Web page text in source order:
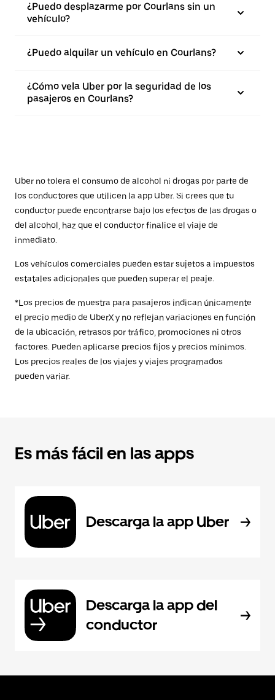
¿Puedo desplazarme por Courlans sin un
vehículo?
¿Puedo alquilar un vehículo en Courlans?
¿Cómo vela Uber por la seguridad de los
pasajeros en Courlans?
Uber no tolera el consumo de alcohol ni drogas por parte de
los conductores que utilicen la app Uber. Si crees que tu
conductor puede encontrarse bajo los efectos de las drogas o
del alcohol, haz que el conductor finalice el viaje de
inmediato.
Los vehículos comerciales pueden estar sujetos a impuestos
estatales adicionales que pueden superar el peaje.
*Los precios de muestra para pasajeros indican únicamente
el precio medio de UberX y no reflejan variaciones en función
de la ubicación, retrasos por tráfico, promociones ni otros
factores. Pueden aplicarse precios fijos y precios mínimos.
Los precios reales de los viajes y viajes programados
pueden variar.
Es más fácil en las apps
Descarga la app Uber
Descarga la app del
conductor